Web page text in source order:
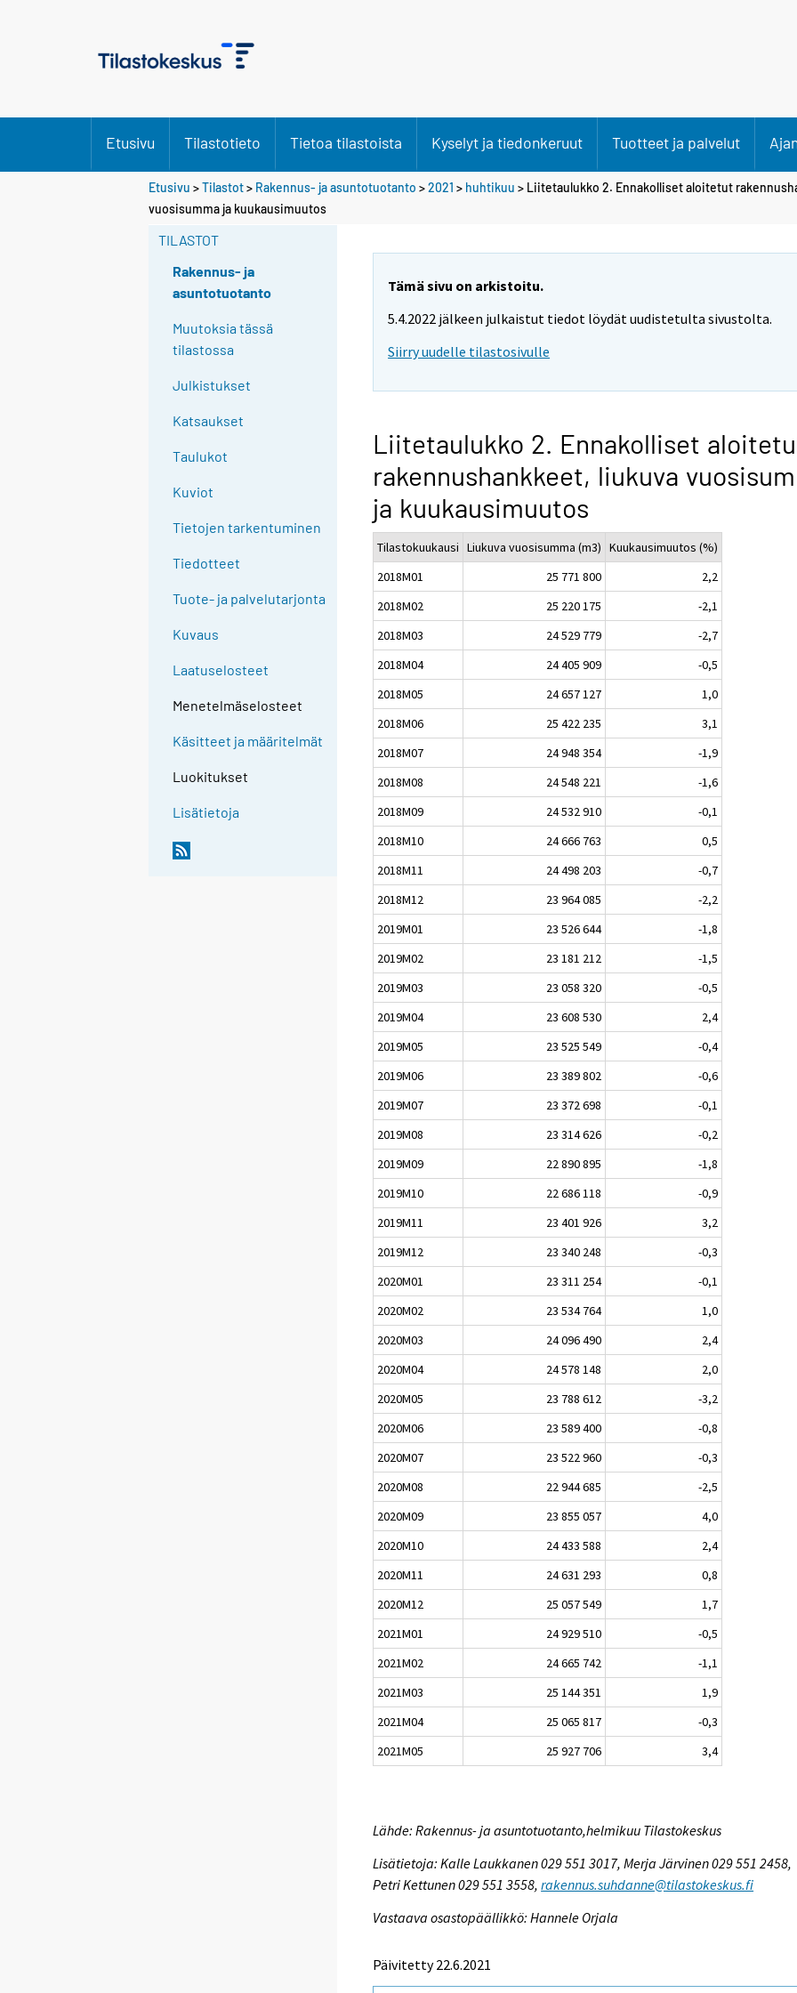
Etusivu Tilastotieto Tietoa tilastoista Kyselyt ja tiedonkeruut Tuotteet ja palvelut
Etusivu >Tilastot> Rakennus- ja asuntotuotanto >2021 > huhtikuu > Liitetaulukko 2. Ennakolliset aloitetut
vuosisumma ja kuukausimuutos
TILASTOT
Rakennus- ja
asuntotuotanto
Muutoksia tässä
tilastossa
Julkistukset
Katsaukset
Taulukot
Kuviot
Tietojen tarkentuminen
Tiedotteet
Tuote- ja palvelutarjonta
Kuvaus
Laatuselosteet
Menetelmäselosteet
Käsitteet ja määritelmät
Luokitukset
Lisätietoja
Tämä sivu on arkistoitu.
5.4.2022 jälkeen julkaistut tiedot löydät uudistetulta sivustolta.
Siirry uudelle tilastosivulle
Liitetaulukko 2. Ennakolliset
rakennushankkeet, liukuva
ja kuukausimuutos
Tilastokuukausi Liukuva vuosisumma (m3) Kuukausimuutos (%)
2018M01
25 771 800
2,2
2018M02
25 220 175
-2,1
2018M03
24 529 779
-2,7
2018M04
24 405 909
-0,5
2018M05
24 657 127
1,0
2018M06
25 422 235
3,1
2018M07
24 948 354
-1,9
2018M08
24 548 221
-1,6
2018M09
24 532 910
-0,1
2018M10
24 666 763
0,5
2018M11
24 498 203
-0,7
2018M12
23 964 085
-2,2
2019M01
23 526 644
-1,8
2019M02
23 181 212
-1,5
2019M03
23 058 320
-0,5
2019M04
23 608 530
2,4
2019M05
23 525 549
-0,4
2019M06
23 389 802
-0,6
2019M07
23 372 698
-0,1
2019M08
23 314 626
-0,2
2019M09
22 890 895
-1,8
2019M10
22 686 118
-0,9
2019M11
23 401 926
3,2
2019M12
23 340 248
-0,3
2020M01
23 311 254
-0,1
2020M02
23 534 764
1,0
2020M03
24 096 490
2,4
2020M04
24 578 148
2,0
2020M05
23 788 612
-3,2
2020M06
23 589 400
-0,8
2020M07
23 522 960
-0,3
2020M08
22 944 685
-2,5
2020M09
23 855 057
4,0
2020M10
24 433 588
2,4
2020M11
24 631 293
0,8
2020M12
25 057 549
1,7
2021M01
24 929 510
-0,5
2021M02
24 665 742
-1,1
2021M03
25 144 351
1,9
2021M04
25 065 817
-0,3
2021M05
25 927 706 3,4
Lähde: Rakennus- ja asuntotuotanto,helmikuu Tilastokeskus
Lisätietoja: Kalle Laukkanen 029 551 3017, Merja Järvinen 029 551 2458,
Petri Kettunen 029 551 3558,rakennus.suhdanne@tilastokeskus.fi
Vastaava osastopäällikkö: Hannele Orjala
Päivitetty 22.6.2021